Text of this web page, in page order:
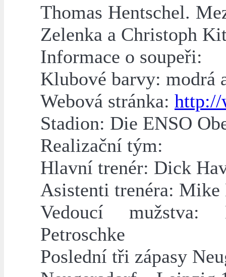
Thomas Hentschel.
Zelenka a Christoph
Informace o soupeři:
Klubové barvy: modrá
Webová stránka: http://
Stadion: Die ENSO
Realizační tým:
Hlavní trenér: Dick
Asistenti trenéra: Mike
Vedoucí mužstva:
Petroschke
Poslední tři zápasy